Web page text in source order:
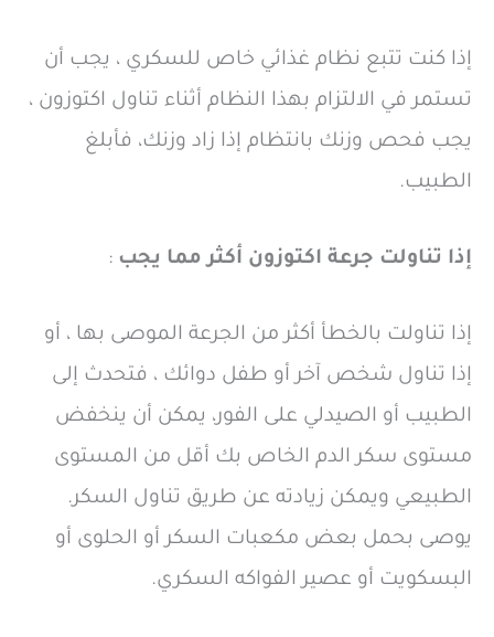
إذا كنت تتبع نظام غذائي خاص للسكري ، يجب أن
تستمر في الالتزام بهذا النظام أثناء تناول اكتوزون ،
يجب فحص وزنك بانتظام إذا زاد وزنك، فأبلغ
الطبيب.
إذا تناولت جرعة اكتوزون أكثر مما يجب :
إذا تناولت بالخطأ أكثر من الجرعة الموصى بها ، أو
إذا تناول شخص آخر أو طفل دوائك ، فتحدث إلى
الطبيب أو الصيدلي على الفور، يمكن أن ينخفض
مستوى سكر الدم الخاص بك أقل من المستوى
الطبيعي ويمكن زيادته عن طريق تناول السكر.
يوصى بحمل بعض مكعبات السكر أو الحلوى أو
البسكويت أو عصير الفواكه السكري.